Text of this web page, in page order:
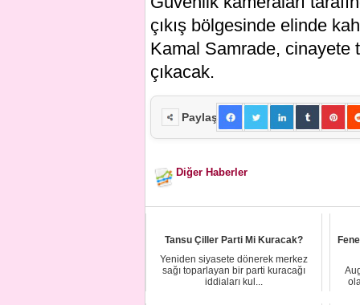
çıkış bölgesinde elinde
Kamal Samrade, cinayete
çıkacak.
Paylaş
Diğer Haberler
Tansu Çiller Parti Mi Kuracak?
Yeniden siyasete dönerek merkez
sağı toparlayan bir parti kuracağı
iddiaları kul...